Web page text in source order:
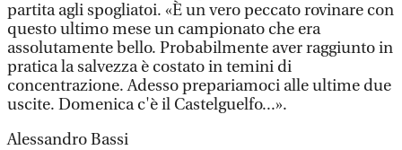
partita agli spogliatoi. «È un vero peccato rovinare con
questo ultimo mese un campionato che era
assolutamente bello. Probabilmente aver raggiunto in
pratica la salvezza è costato in temini di
concentrazione. Adesso prepariamoci alle ultime due
uscite. Domenica c'è il Castelguelfo...».
Alessandro Bassi